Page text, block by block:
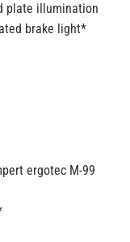
plate illumination
brake light*
ergotec M-99